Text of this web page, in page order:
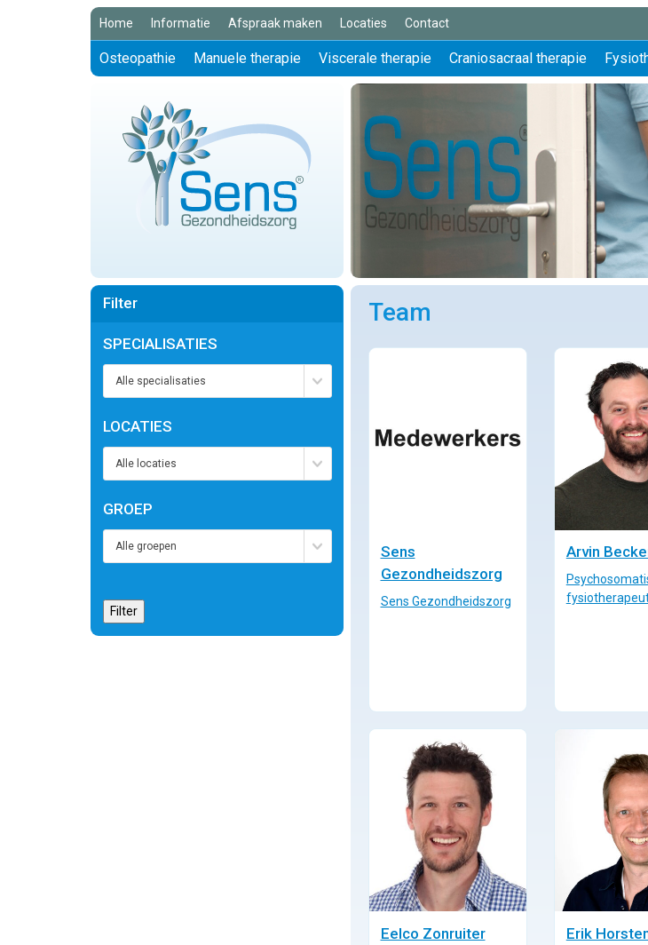
Home Informatie Afspraak maken Locaties Contact
Osteopathie Manuele therapie Viscerale therapie Craniosacraal therapie
Team
Sens
Gezondheidszorg
Sens Gezondheidszorg
Arvin
Eelco Zonruiter Erik
Filter
SPECIALISATIES
LOCATIES
GROEP
Filter